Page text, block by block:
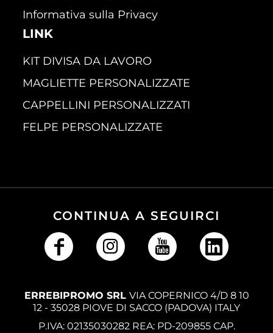
Informativa sulla Privacy
LINK
KIT DIVISA DA LAVORO
MAGLIETTE PERSONALIZZATE
CAPPELLINI PERSONALIZZATI
FELPE PERSONALIZZATE
CONTINUA A SEGUIRCI
ERREBIPROMO SRL VIA COPERNICO 4/D 8 10
12 - 35028 PIOVE DI SACCO (PADOVA) ITALY
P.IVA: 02135030282 REA: PD-209855 CAP.